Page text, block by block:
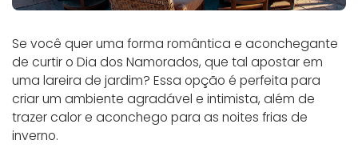
Se você quer uma forma romântica e aconchegante
de curtir o Dia dos Namorados, que tal apostar em
uma lareira de jardim? Essa opção é perfeita para
criar um ambiente agradável e intimista, além de
trazer calor e aconchego para as noites frias de
inverno.